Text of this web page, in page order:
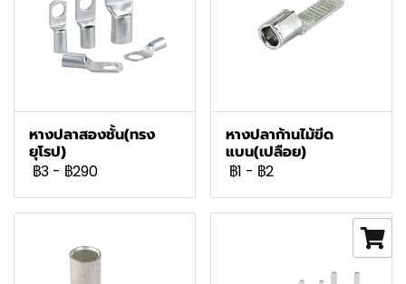
หางปลาสองชั้น(ทรง
ยุโรป)
฿3 - ฿290
หางปลาก้านไม้ขีด
แบน(เปลือย)
฿1 - ฿2